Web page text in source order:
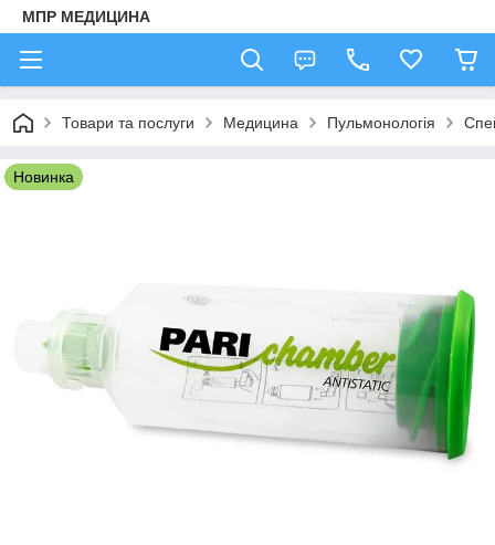
МПР МЕДИЦИНА
Товари та послуги Медицина Пульмонологія
Новинка